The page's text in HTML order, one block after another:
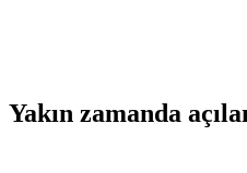
Yakın zamanda